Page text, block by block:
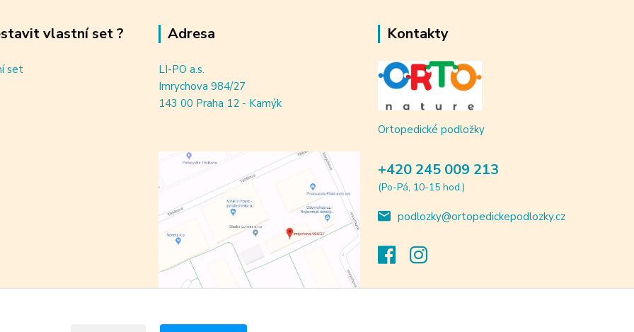
vlastní set ?
set
Adresa
LI-PO a.s.
Imrychova 984/27
143 00 Praha 12 - Kamýk
Kontakty
Ortopedické podložky
+420 245 009 213
(Po-Pá, 10-15 hod.)
podlozky@ortopedickepodlozky.cz